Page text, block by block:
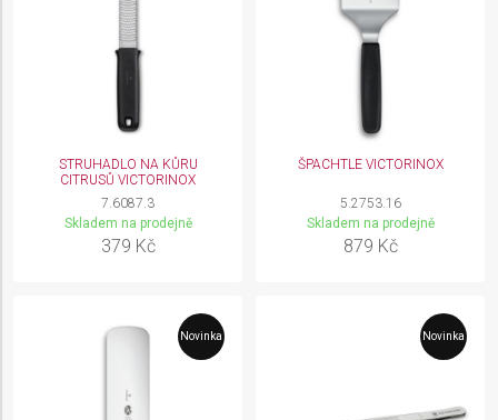
STRUHADLO NA KŮRU
CITRUSŮ VICTORINOX
7.6087.3
Skladem na prodejně
379 Kč
ŠPACHTLE VICTORINOX
5.2753.16
Skladem na prodejně
879 Kč
Novinka Novinka